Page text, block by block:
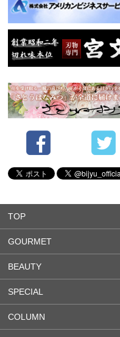
TOP
GOURMET
BEAUTY
SPECIAL
COLUMN